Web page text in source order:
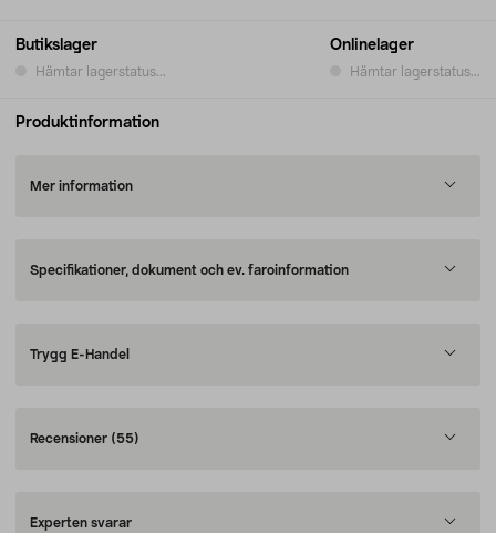
Butikslager
Hämtar lagerstatus...
Onlinelager
Hämtar lagerstatus...
Produktinformation
Mer information
Specifikationer, dokument och ev. faroinformation
Trygg E-Handel
Recensioner (55)
Experten svarar